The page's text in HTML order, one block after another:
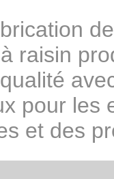
raisin
pour les
et des